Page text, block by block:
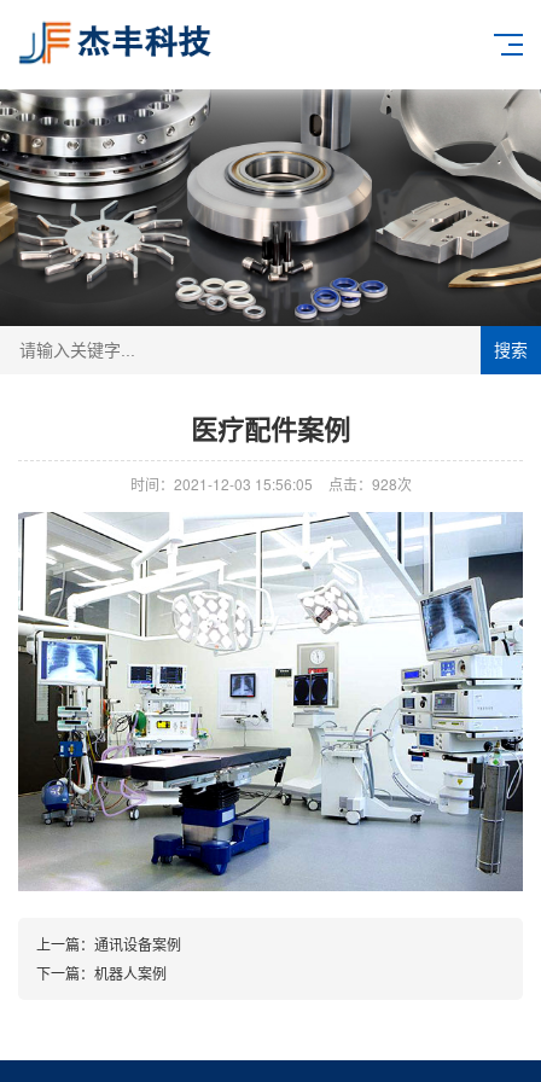
搜索
医疗配件案例
时间：2021-12-03 15:56:05 点击：928次
上一篇： 通讯设备案例
下一篇： 机器人案例